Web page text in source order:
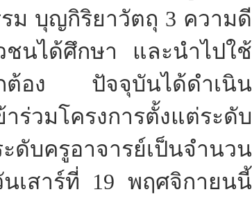
บุญกิริยาวัตถุ 3 ความดี
ชนได้ศึกษา และนำไปใช้
กต้อง ปัจจุบันได้ดำเนิน
วมโครงการตั้งแต่ระดับ
บครูอาจารย์เป็นจำนวน
เสาร์ที่ 19 พฤศจิกายนนี้